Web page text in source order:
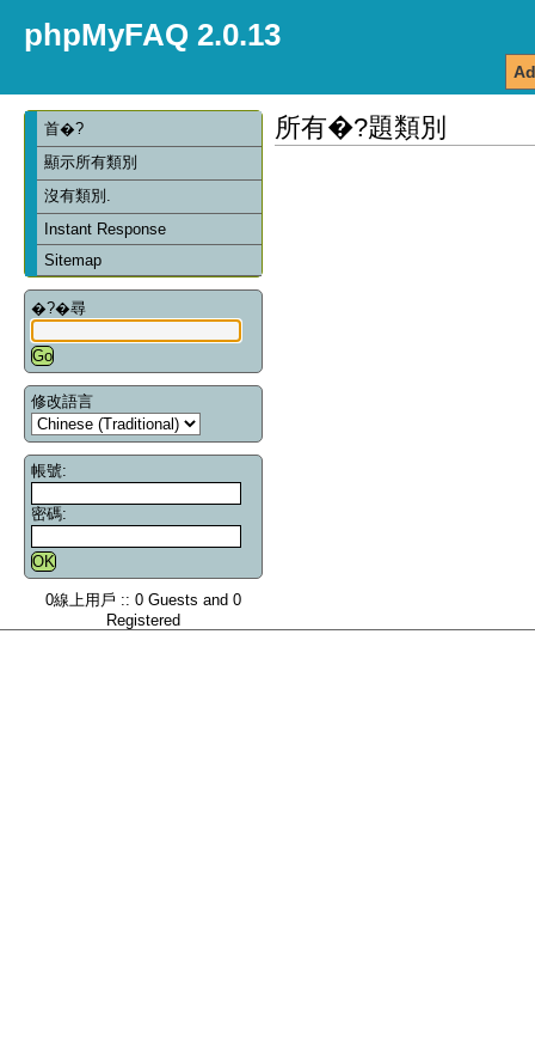
phpMyFAQ 2.0.13
首�?
顯示所有類別
沒有類別.
Instant Response
Sitemap
�?�尋
修改語言
帳號:
密碼:
0線上用戶 :: 0 Guests and 0
Registered
所有�?題類別